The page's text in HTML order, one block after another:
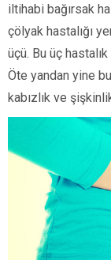
iltihabi bağırsak
çölyak hastalığı
üçü. Bu üç
Öte yandan yine
kabızlık ve